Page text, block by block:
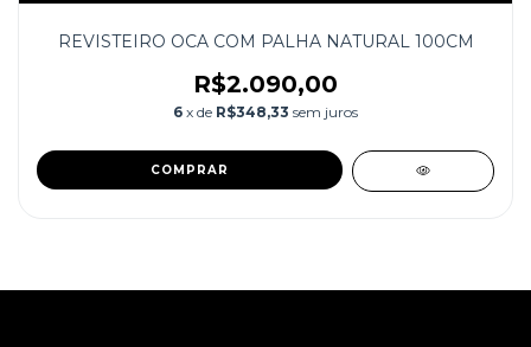
REVISTEIRO OCA COM PALHA NATURAL 100CM
R$2.090,00
6 x de R$348,33 sem juros
COMPRAR